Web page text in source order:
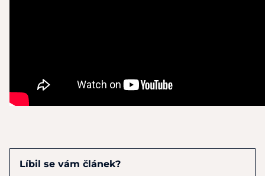
Líbil se vám článek?